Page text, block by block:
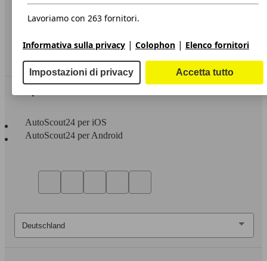
Dichiarazione di Accessibilità
Servizi
Area rivenditori
AutoScout24 per iOS
AutoScout24 per Android
Lavoriamo con 263 fornitori.
Informativa sulla privacy | Colophon | Elenco fornitori
Impostazioni di privacy Accetta tutto